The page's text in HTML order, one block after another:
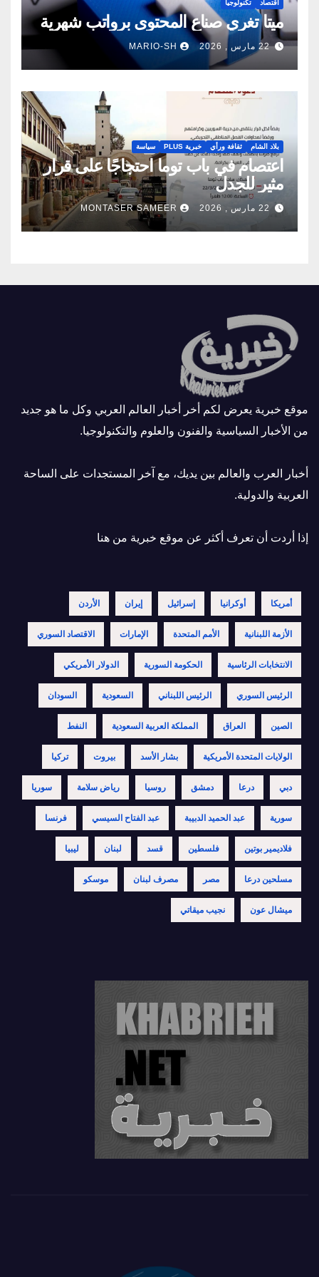
اقتصاد تكنولوجيا
ميتا تغري صناع المحتوى برواتب شهرية
22 مارس , 2026 MARIO-SH
بلاد الشام ثقافة ورأي خبرية PLUS سياسة
اعتصام في باب توما احتجاجًا على قرار
مثير للجدل
22 مارس , 2026 MONTASER SAMEER
موقع خبرية يعرض لكم أخر أخبار العالم العربي وكل ما هو جديد
من الأخبار السياسية والفنون والعلوم والتكنولوجيا.
أخبار العرب والعالم بين يديك، مع آخر المستجدات على الساحة
العربية والدولية.
إذا أردت أن تعرف أكثر عن موقع خبرية من هنا
أمريكا أوكرانيا إسرائيل إيران الأردن
الأزمة اللبنانية الأمم المتحدة الإمارات الاقتصاد السوري
الانتخابات الرئاسية الحكومة السورية الدولار الأمريكي
الرئيس السوري الرئيس اللبناني السعودية السودان
الصين العراق المملكة العربية السعودية النفط
الولايات المتحدة الأمريكية بشار الأسد بيروت تركيا
دبي درعا دمشق روسيا رياض سلامة سوريا
سورية عبد الحميد الدبيبة عبد الفتاح السيسي فرنسا
فلاديمير بوتين فلسطين قسد لبنان ليبيا
مسلحين درعا مصر مصرف لبنان موسكو
ميشال عون نجيب ميقاتي